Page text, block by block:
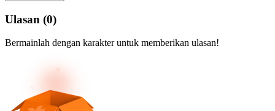
Ulasan (0)
Bermainlah dengan karakter untuk memberikan ulasan!